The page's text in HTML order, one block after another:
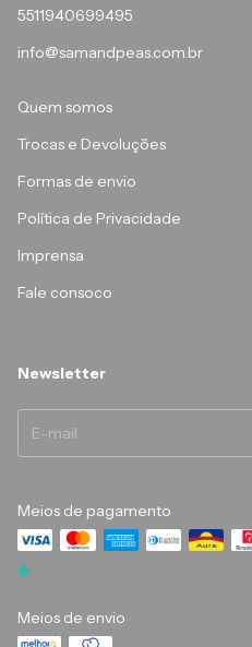
5511940699495
info@samandpeas.com.br
Quem somos
Trocas e Devoluções
Formas de envio
Política de Privacidade
Imprensa
Fale consoco
Newsletter
Meios de pagamento
Meios de envio